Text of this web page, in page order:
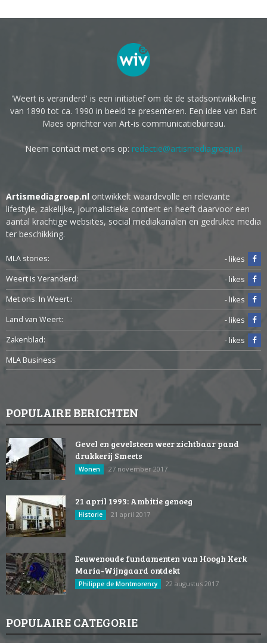
'Weert is veranderd' is een initiatief om de de stadsontwikkeling
van 1890 tot ca. 1990 in beeld te presenteren. Een idee van Bart
Maes oprichter van Art-is communicatiebureau.
Neem contact met ons op: redactie@artismediagroep.nl
Artismediagroep.nl ontwikkelt waardevolle en relevante
lifestyle, zakelijke, journalistieke content en heeft daarvoor een
aantal krachtige websites, social mediakanalen en gedrukte media
ter beschikking.
MLA stories:
- likes
Weert is Veranderd:
- likes
Met ons. In Weert.:
- likes
Land van Weert:
- likes
Zakenblad:
- likes
MLA Business
POPULAIRE BERICHTEN
Gevel en gevelsteen weer zichtbaar pand
drukkerij Smeets
Wonen 27 november 2017
21 april 1993: Ambitie genoeg
Historie 21 april 2017
Eeuwenoude fundamenten van Hoogh Kerk
Maria-Wijngaard ontdekt
Philippe de Montmorency 22 augustus 2017
POPULAIRE CATEGORIE